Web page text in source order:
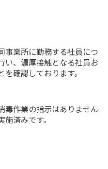
す
でかかる費用とは？
取り組み
事業所に勤務する社員につ
い、濃厚接触となる社員お
確認しております。
毒作業の指示はありません
済みです。